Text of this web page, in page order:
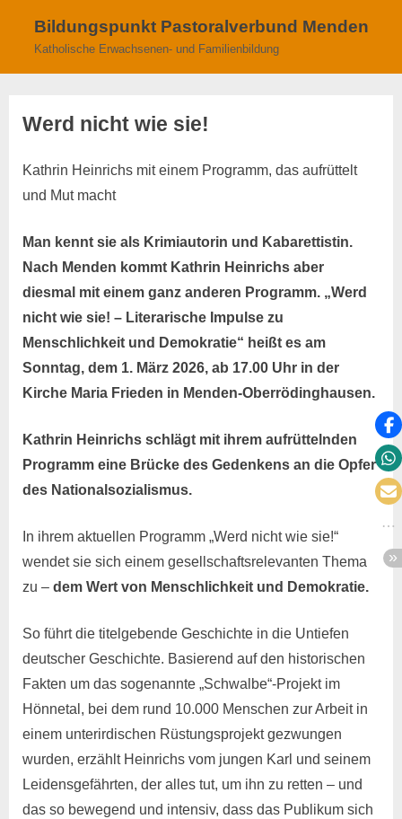
Bildungspunkt Pastoralverbund Menden
Katholische Erwachsenen- und Familienbildung
Werd nicht wie sie!
Kathrin Heinrichs mit einem Programm, das aufrüttelt
und Mut macht
Man kennt sie als Krimiautorin und Kabarettistin.
Nach Menden kommt Kathrin Heinrichs aber
diesmal mit einem ganz anderen Programm. „Werd
nicht wie sie! – Literarische Impulse zu
Menschlichkeit und Demokratie“ heißt es am
Sonntag, dem 1. März 2026, ab 17.00 Uhr in der
Kirche Maria Frieden in Menden-Oberrödinghausen.
Kathrin Heinrichs schlägt mit ihrem aufrüttelnden
Programm eine Brücke des Gedenkens an die Opfer
des Nationalsozialismus.
In ihrem aktuellen Programm „Werd nicht wie sie!“
wendet sie sich einem gesellschaftsrelevanten Thema
zu – dem Wert von Menschlichkeit und Demokratie.
So führt die titelgebende Geschichte in die Untiefen
deutscher Geschichte. Basierend auf den historischen
Fakten um das sogenannte „Schwalbe“-Projekt im
Hönnetal, bei dem rund 10.000 Menschen zur Arbeit in
einem unterirdischen Rüstungsprojekt gezwungen
wurden, erzählt Heinrichs vom jungen Karl und seinem
Leidensgefährten, der alles tut, um ihn zu retten – und
das so bewegend und intensiv, dass das Publikum sich